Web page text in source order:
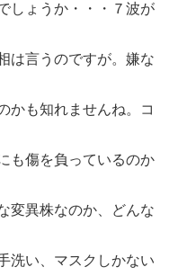
しょうか・・・７波が
は言うのですが。嫌な
かも知れませんね。コ
も傷を負っているのか
変異株なのか、どんな
洗い、マスクしかない